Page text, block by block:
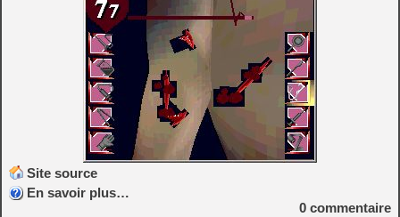
Site source
En savoir plus…
0 commentaire